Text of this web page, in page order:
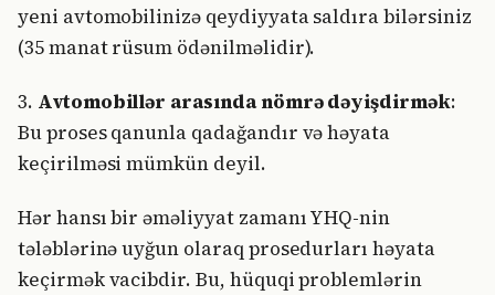
yeni avtomobilinizə qeydiyyata saldıra bilərsiniz
(35 manat rüsum ödənilməlidir).
3. Avtomobillər arasında nömrə dəyişdirmək:
Bu proses qanunla qadağandır və həyata
keçirilməsi mümkün deyil.
Hər hansı bir əməliyyat zamanı YHQ-nin
tələblərinə uyğun olaraq prosedurları həyata
keçirmək vacibdir. Bu, hüquqi problemlərin